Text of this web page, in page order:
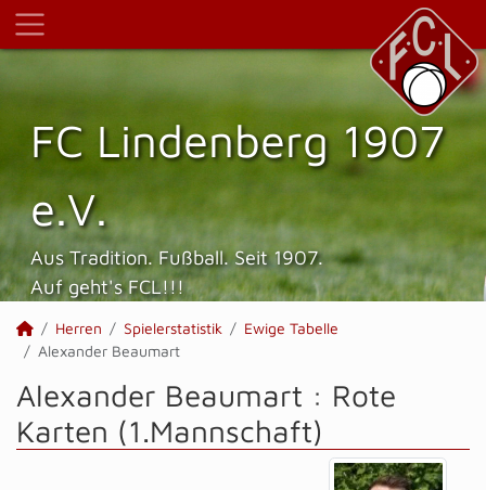
FC Lindenberg 1907
e.V.
Aus Tradition. Fußball. Seit 1907.
Auf geht's FCL!!!
Herren Spielerstatistik
Ewige Tabelle
Alexander Beaumart
Alexander Beaumart : Rote
Karten (1.Mannschaft)